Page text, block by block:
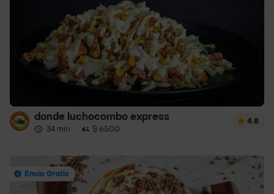
donde luchocombo express
34 min · $ 6500
4.8
Envío Gratis